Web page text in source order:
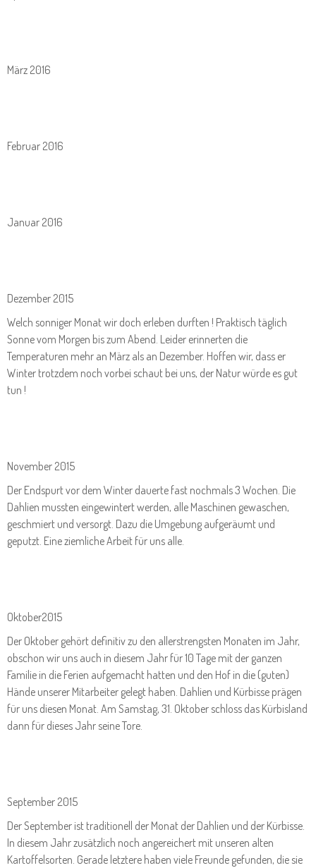
März 2016
Februar 2016
Januar 2016
Dezember 2015
Welch sonniger Monat wir doch erleben durften ! Praktisch täglich
Sonne vom Morgen bis zum Abend. Leider erinnerten die
Temperaturen mehr an März als an Dezember. Hoffen wir, dass er
Winter trotzdem noch vorbei schaut bei uns, der Natur würde es gut
tun !
November 2015
Der Endspurt vor dem Winter dauerte fast nochmals 3 Wochen. Die
Dahlien mussten eingewintert werden, alle Maschinen gewaschen,
geschmiert und versorgt. Dazu die Umgebung aufgeräumt und
geputzt. Eine ziemliche Arbeit für uns alle.
Oktober2015
Der Oktober gehört definitiv zu den allerstrengsten Monaten im Jahr,
obschon wir uns auch in diesem Jahr für 10 Tage mit der ganzen
Familie in die Ferien aufgemacht hatten und den Hof in die (guten)
Hände unserer Mitarbeiter gelegt haben. Dahlien und Kürbisse prägen
für uns diesen Monat. Am Samstag, 31. Oktober schloss das Kürbisland
dann für dieses Jahr seine Tore.
September 2015
Der September ist traditionell der Monat der Dahlien und der Kürbisse.
In diesem Jahr zusätzlich noch angereichert mit unseren alten
Kartoffelsorten. Gerade letztere haben viele Freunde gefunden, die sie